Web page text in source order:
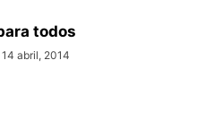
todos
14 abril, 2014